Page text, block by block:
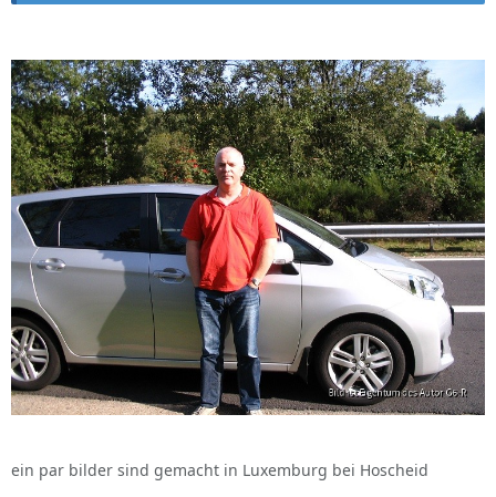
ein par bilder sind gemacht in Luxemburg bei Hoscheid